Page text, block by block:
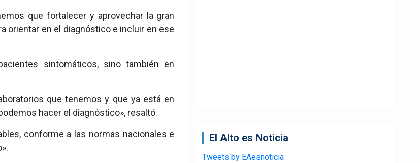
que fortalecer y aprovechar la gran
orientar en el diagnóstico e incluir en ese
sintomáticos, sino también en
que tenemos y que ya está en
hacer el diagnóstico», resaltó.
conforme a las normas nacionales e
El Alto es Noticia
Tweets by EAesnoticia